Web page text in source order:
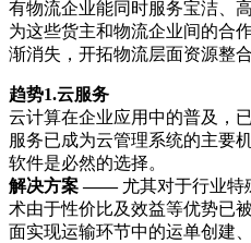
有物流企业能同时服务宝洁、
为这些货主和物流企业间的合
渐消失，开拓物流层面资源整
趋势1.云服务
云计算在企业应用中的普及，
服务已成为云管理系统的主要
软件是必然的选择。
解决方案 —— 尤其对于行业特
术由于性价比及效益等优势已
面实现运输环节中的运单创建